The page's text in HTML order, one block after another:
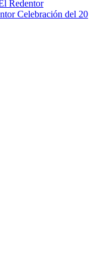
Celebración del 20